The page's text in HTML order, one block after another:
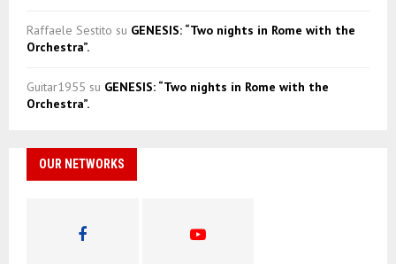
Raffaele Sestito su GENESIS: “Two nights in Rome with the
Orchestra”.
Guitar1955 su GENESIS: “Two nights in Rome with the
Orchestra”.
OUR NETWORKS